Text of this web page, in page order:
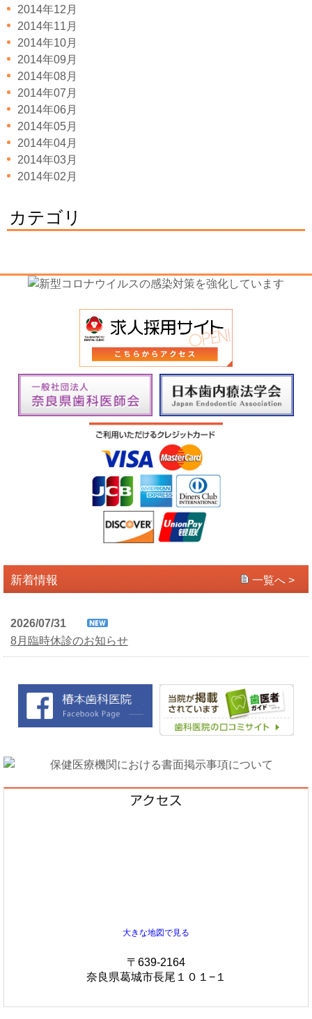
2014年12月
2014年11月
2014年10月
2014年09月
2014年08月
2014年07月
2014年06月
2014年05月
2014年04月
2014年03月
2014年02月
カテゴリ
新着情報 一覧へ >
2026/07/31
8月臨時休診のお知らせ
大きな地図で見る
〒639-2164
奈良県葛城市長尾１０１−１